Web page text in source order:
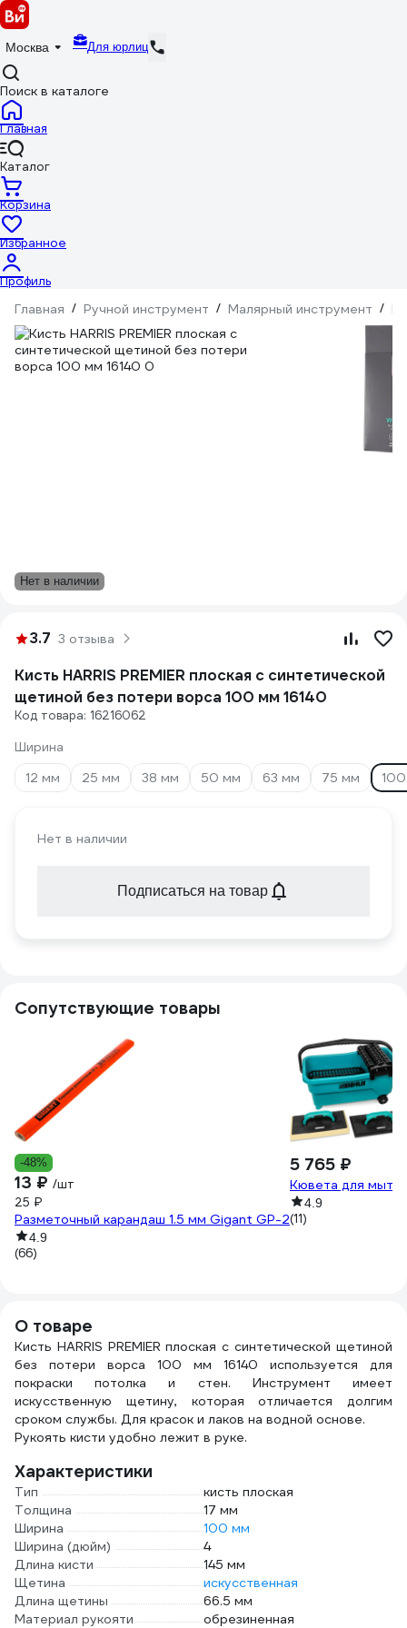
Москва Для юрлиц
Поиск в каталоге
Главная
Каталог
Корзина
Избранное
Профиль
Главная / Ручной инструмент / Малярный инструмент /
Нет в наличии
3.7 3 отзыва
Кисть HARRIS PREMIER плоская с синтетической
щетиной без потери ворса 100 мм 16140
Код товара: 16216062
Ширина
12 мм
25 мм 38 мм 50 мм 63 мм 75 мм
Нет в наличии
Подписаться на товар
Сопутствующие товары
-48%
13 ₽ /шт
25 ₽
Разметочный карандаш 1.5 мм Gigant GP-2
4.9
(66)
5 765 ₽
Кювета для мытья
4.9
(11)
О товаре
Кисть HARRIS PREMIER плоская с синтетической щетиной
без потери ворса 100 мм 16140 используется для
покраски потолка и стен. Инструмент имеет
искусственную щетину, которая отличается долгим
сроком службы. Для красок и лаков на водной основе.
Рукоять кисти удобно лежит в руке.
Характеристики
Тип
кисть плоская
Толщина
17 мм
Ширина
100 мм
Ширина (дюйм)
4
Длина кисти
145 мм
Щетина
искусственная
Длина щетины
66.5 мм
Материал рукояти
обрезиненная